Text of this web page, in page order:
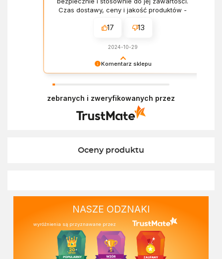
Komentarz sklepu
doświadczeniem. Z pozdrowieniami, Zespół
Czas dostawy, ceny i jakość produktów -
17 13
2024-10-29
zebranych i zweryfikowanych przez
Oceny produktu
NASZE ODZNAKI
wyróżnienia są przyznawane przez